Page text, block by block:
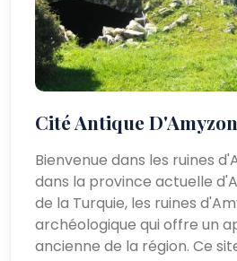
Cité Antique D'Amyzon
Bienvenue dans les ruines
dans la province actuelle
de la Turquie, les ruines
archéologique qui offre un
ancienne de la région. Ce